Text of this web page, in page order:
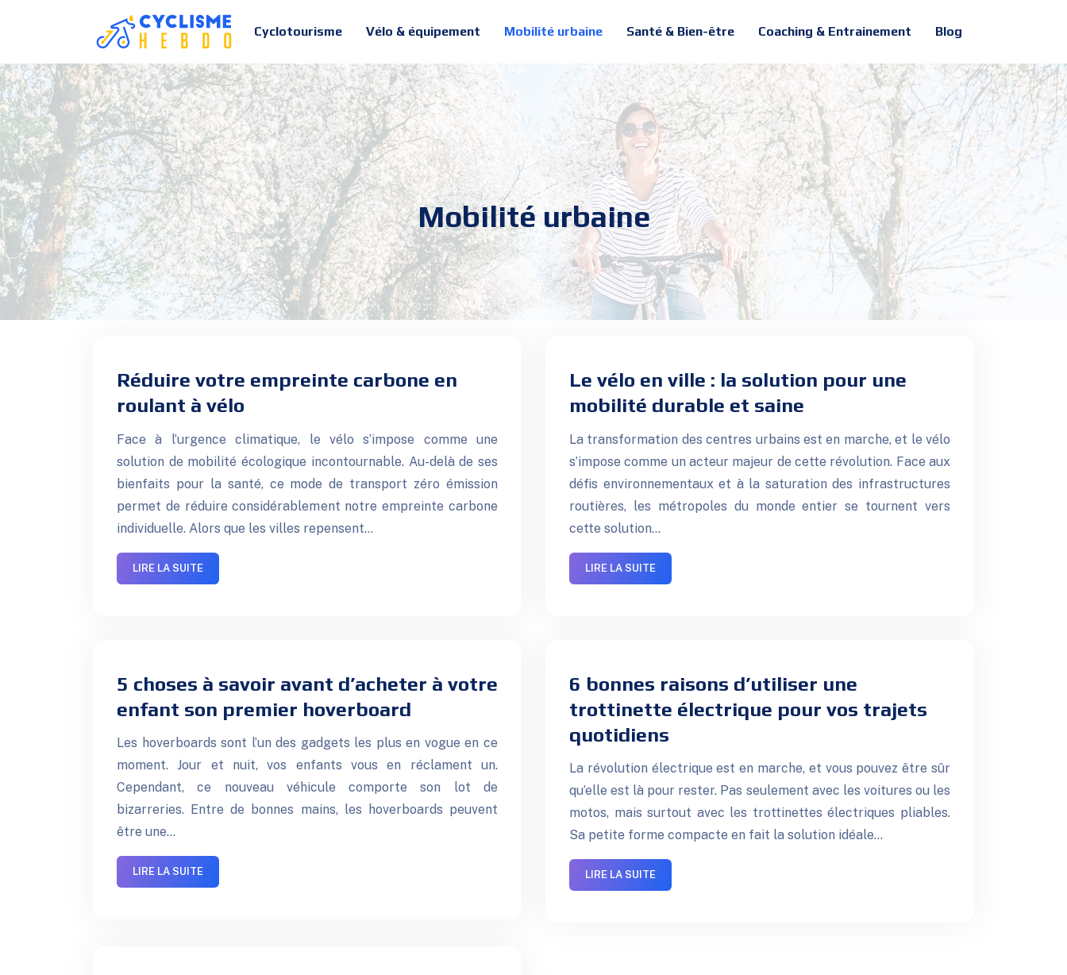
Cyclotourisme Vélo & équipement Mobilité urbaine Santé & Bien-être Coaching & Entrainement Blog
Mobilité urbaine
Réduire votre empreinte carbone en
roulant à vélo
Face à l’urgence climatique, le vélo s’impose comme une
solution de mobilité écologique incontournable. Au-delà de ses
bienfaits pour la santé, ce mode de transport zéro émission
permet de réduire considérablement notre empreinte carbone
individuelle. Alors que les villes repensent…
LIRE LA SUITE
Le vélo en ville : la solution pour une
mobilité durable et saine
La transformation des centres urbains est en marche, et le vélo
s’impose comme un acteur majeur de cette révolution. Face aux
défis environnementaux et à la saturation des infrastructures
routières, les métropoles du monde entier se tournent vers
cette solution…
LIRE LA SUITE
5 choses à savoir avant d’acheter à votre
enfant son premier hoverboard
Les hoverboards sont l’un des gadgets les plus en vogue en ce
moment. Jour et nuit, vos enfants vous en réclament un.
Cependant, ce nouveau véhicule comporte son lot de
bizarreries. Entre de bonnes mains, les hoverboards peuvent
être une…
LIRE LA SUITE
6 bonnes raisons d’utiliser une
trottinette électrique pour vos trajets
quotidiens
La révolution électrique est en marche, et vous pouvez être sûr
qu’elle est là pour rester. Pas seulement avec les voitures ou les
motos, mais surtout avec les trottinettes électriques pliables.
Sa petite forme compacte en fait la solution idéale…
LIRE LA SUITE